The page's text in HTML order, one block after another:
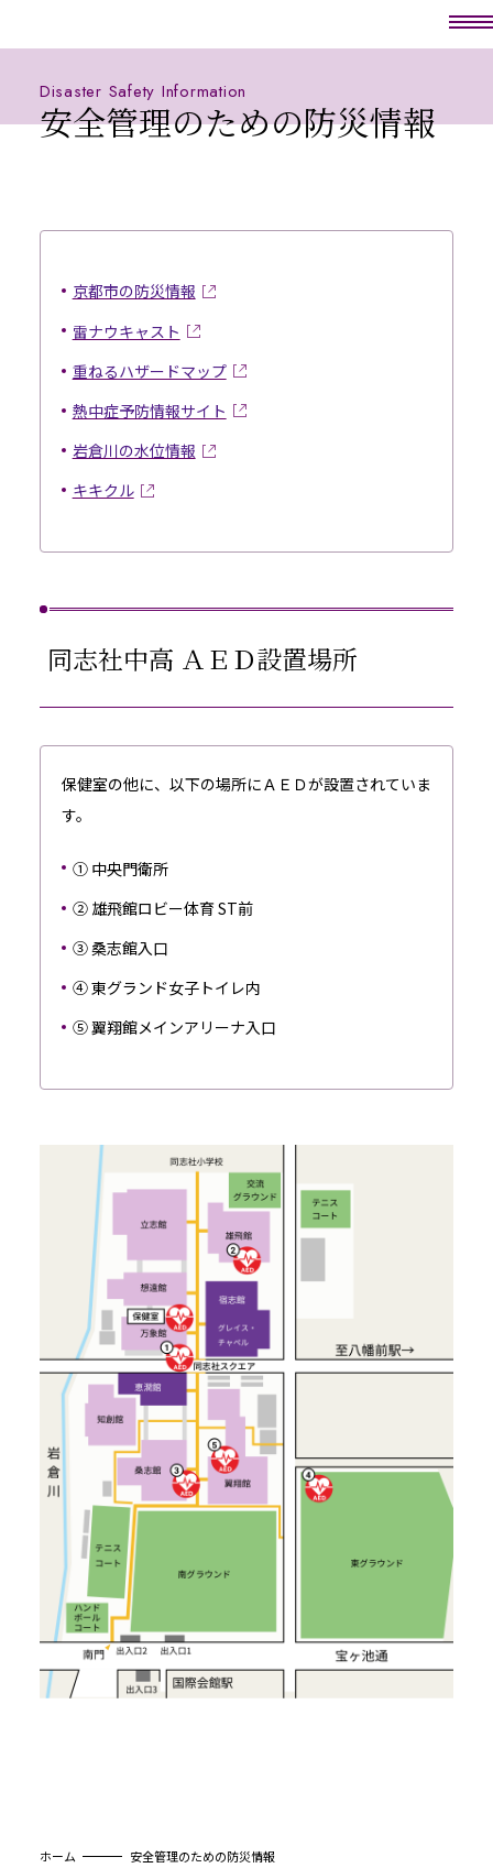
Disaster Safety Information
安全管理のための防災情報
京都市の防災情報
雷ナウキャスト
重ねるハザードマップ
熱中症予防情報サイト
岩倉川の水位情報
キキクル
同志社中高 ＡＥＤ設置場所
保健室の他に、以下の場所にＡＥＤが設置されていま
す。
① 中央門衛所
② 雄飛館ロビー体育 ST前
③ 桑志館入口
④ 東グランド女子トイレ内
⑤ 翼翔館メインアリーナ入口
ホーム 安全管理のための防災情報